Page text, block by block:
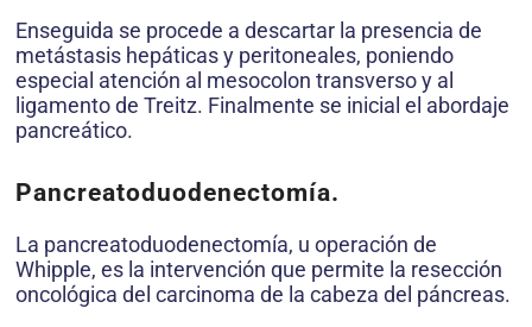
Enseguida se procede a descartar la presencia de
metástasis hepáticas y peritoneales, poniendo
especial atención al mesocolon transverso y al
ligamento de Treitz. Finalmente se inicial el abordaje
pancreático.
Pancreatoduodenectomía.
La pancreatoduodenectomía, u operación de
Whipple, es la intervención que permite la resección
oncológica del carcinoma de la cabeza del páncreas.